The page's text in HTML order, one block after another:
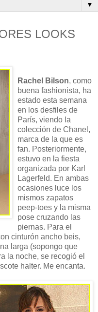
▼
LOOKS
Rachel Bilson, como
buena fashionista, ha
estado esta semana
en los desfiles de
París, viendo la
colección de Chanel,
marca de la que es
fan. Posteriormente,
estuvo en la fiesta
organizada por Karl
Lagerfeld. En ambas
ocasiones luce los
mismos zapatos
peep-toes y la misma
pose cruzando las
piernas. Para el
cinturón ancho beis,
larga (sopongo que
la noche, se recogió el
halter. Me encanta.